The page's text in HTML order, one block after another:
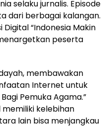
selaku jurnalis. Episode
dari berbagai kalangan.
“Indonesia Makin
peserta
membawakan
Internet untuk
Pemuka Agama.”
memiliki kelebihan
lain bisa menjangkau